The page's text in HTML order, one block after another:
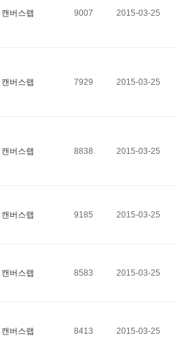
캔버스랩 9007 2015-03-25
캔버스랩 7929 2015-03-25
캔버스랩 8838 2015-03-25
캔버스랩 9185 2015-03-25
캔버스랩 8583 2015-03-25
캔버스랩 8413 2015-03-25